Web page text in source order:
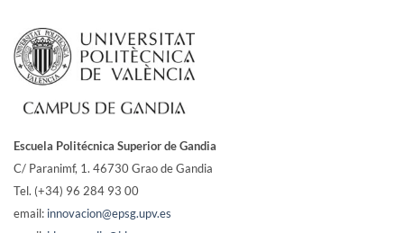
Escuela Politécnica Superior de Gandia
C/ Paranimf, 1. 46730 Grao de Gandia
Tel. (+34) 96 284 93 00
email: innovacion@epsg.upv.es